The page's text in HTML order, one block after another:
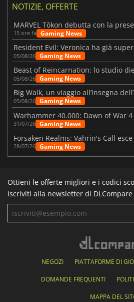
NOTIZIE, OFFERTE
15 ore fa Gaming News
05/08/26 Gaming News
05/08/26 Gaming News
Big Walk, un viaggio all’insegna
05/08/26 Gaming News
31/07/26 Gaming News
28/07/26 Gaming News
Ottieni le offerte migliori e i codici
Iscriviti alla newsletter di DLCompare
NEGOZI PIATTAFORME DI
DOMANDE FREQUENTI
MAPPA DEL